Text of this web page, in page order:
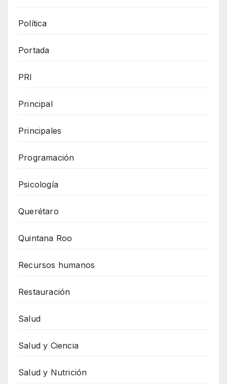
Política
Portada
PRI
Principal
Principales
Programación
Psicología
Querétaro
Quintana Roo
Recursos humanos
Restauración
Salud
Salud y Ciencia
Salud y Nutrición